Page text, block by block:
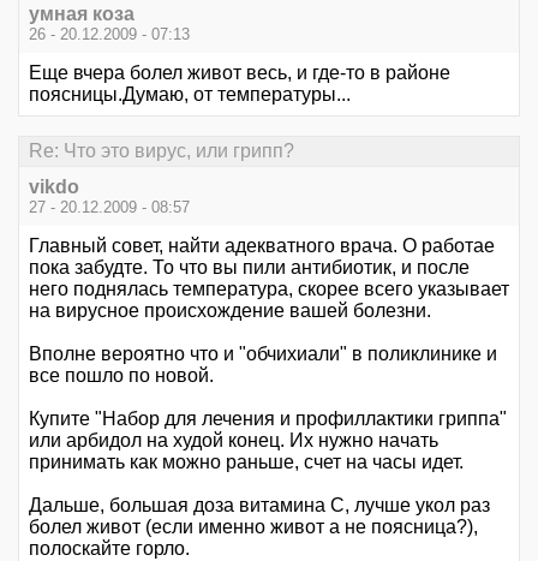
умная коза
26 - 20.12.2009 - 07:13
Еще вчера болел живот весь, и где-то в районе
поясницы.Думаю, от температуры...
Re: Что это вирус, или грипп?
vikdo
27 - 20.12.2009 - 08:57
Главный совет, найти адекватного врача. О работае
пока забудте. То что вы пили антибиотик, и после
него поднялась температура, скорее всего указывает
на вирусное происхождение вашей болезни.
Вполне вероятно что и "обчихиали" в поликлинике и
все пошло по новой.
Купите "Набор для лечения и профиллактики гриппа"
или арбидол на худой конец. Их нужно начать
принимать как можно раньше, счет на часы идет.
Дальше, большая доза витамина С, лучше укол раз
болел живот (если именно живот а не поясница?),
полоскайте горло.